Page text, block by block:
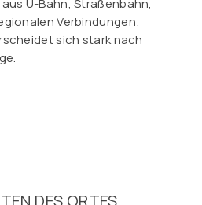
Verbindungen;
sich stark nach